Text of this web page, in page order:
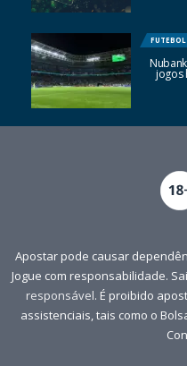
FUTEBOL
jogos
Apostar pode causar
Jogue com responsabilidade.
responsável. É proibido
assistenciais, tais como o